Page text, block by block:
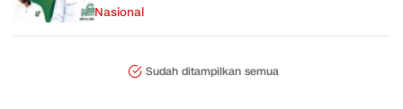
Nasional
Sudah ditampilkan semua